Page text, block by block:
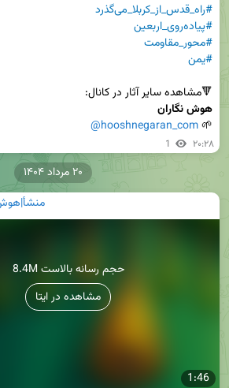
#راه_قدس_از_کربلا_می‌گذرد
#پیاده‌روی_اربعین
#محور_مقاومت
#یمن
🔻مشاهده سایر آثار در کانال:
هوش نگاران
🌱
@hooshnegaran_com
1 ۲۰:۲۸
1:46
8.4M حجم رسانه بالاست
مشاهده در ایتا
۲۰ مرداد ۱۴۰۴